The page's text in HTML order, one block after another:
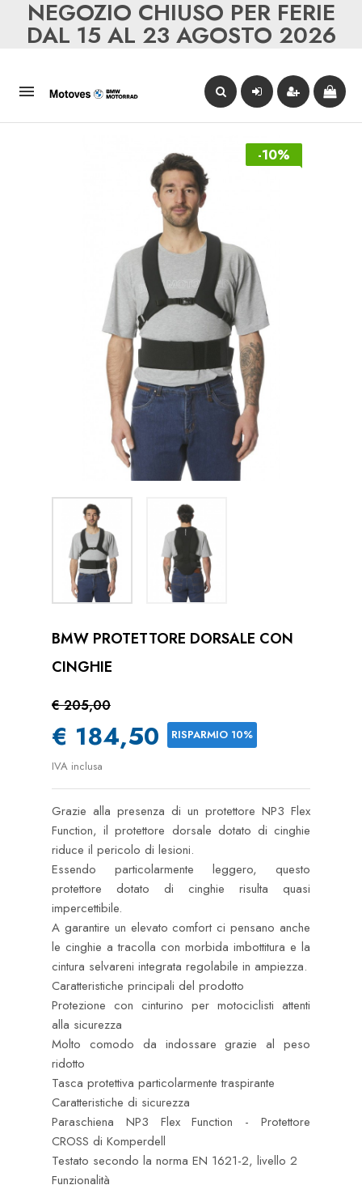
NEGOZIO CHIUSO PER FERIE
DAL 15 AL 23 AGOSTO 2026

-10%
BMW PROTETTORE DORSALE CON
CINGHIE
€ 205,00
€ 184,50 RISPARMIO 10%
IVA inclusa
Grazie alla presenza di un protettore NP3 Flex
Function, il protettore dorsale dotato di cinghie
riduce il pericolo di lesioni.
Essendo particolarmente leggero, questo
protettore dotato di cinghie risulta quasi
impercettibile.
A garantire un elevato comfort ci pensano anche
le cinghie a tracolla con morbida imbottitura e la
cintura selvareni integrata regolabile in ampiezza.
Caratteristiche principali del prodotto
Protezione con cinturino per motociclisti attenti
alla sicurezza
Molto comodo da indossare grazie al peso
ridotto
Tasca protettiva particolarmente traspirante
Caratteristiche di sicurezza
Paraschiena NP3 Flex Function - Protettore
CROSS di Komperdell
Testato secondo la norma EN 1621-2, livello 2
Funzionalità